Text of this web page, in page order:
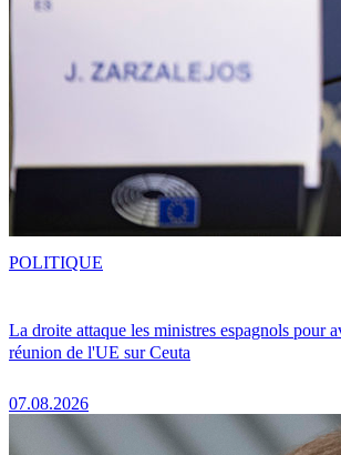
La droite attaque les ministres espagnols pour
réunion de l'UE sur Ceuta
07.08.2026
POLITIQUE